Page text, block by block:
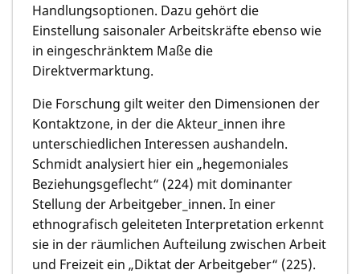
Handlungsoptionen. Dazu gehört die
Einstellung saisonaler Arbeitskräfte ebenso wie
in eingeschränktem Maße die
Direktvermarktung.
Die Forschung gilt weiter den Dimensionen der
Kontaktzone, in der die Akteur_innen ihre
unterschiedlichen Interessen aushandeln.
Schmidt analysiert hier ein „hegemoniales
Beziehungsgeflecht“ (224) mit dominanter
Stellung der Arbeitgeber_innen. In einer
ethnografisch geleiteten Interpretation erkennt
sie in der räumlichen Aufteilung zwischen Arbeit
und Freizeit ein „Diktat der Arbeitgeber“ (225).